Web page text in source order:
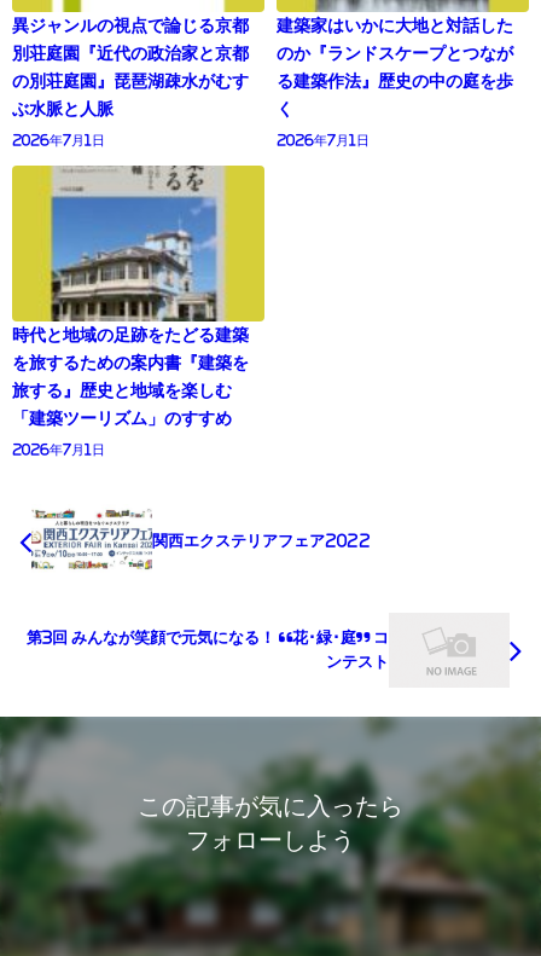
異ジャンルの視点で論じる京都
別荘庭園『近代の政治家と京都
の別荘庭園』琵琶湖疎水がむす
ぶ水脈と人脈
2026年7月1日
建築家はいかに大地と対話した
のか『ランドスケープとつなが
る建築作法』歴史の中の庭を歩
く
2026年7月1日
時代と地域の足跡をたどる建築
を旅するための案内書『建築を
旅する』歴史と地域を楽しむ
「建築ツーリズム」のすすめ
2026年7月1日
関西エクステリアフェア2022
第3回 みんなが笑顔で元気になる！ “花･緑･庭” コ
ンテスト
この記事が気に入ったら
フォローしよう